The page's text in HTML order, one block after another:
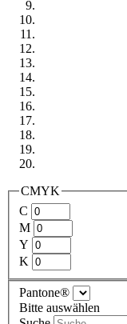
CMYK
C
M
Y
K
Pantone®
Bitte auswählen